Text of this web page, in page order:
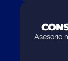
Asesoria